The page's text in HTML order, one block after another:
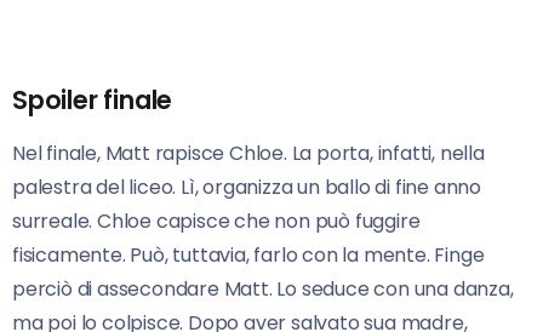
Spoiler finale
Nel finale, Matt rapisce Chloe. La porta, infatti, nella
palestra del liceo. Lì, organizza un ballo di fine anno
surreale. Chloe capisce che non può fuggire
fisicamente. Può, tuttavia, farlo con la mente. Finge
perciò di assecondare Matt. Lo seduce con una danza,
ma poi lo colpisce. Dopo aver salvato sua madre,